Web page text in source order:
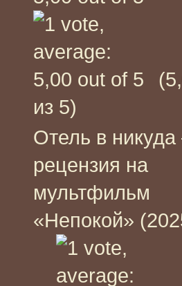
из 5)
Отель в
рецензия на
мультфильм
«Непокой»